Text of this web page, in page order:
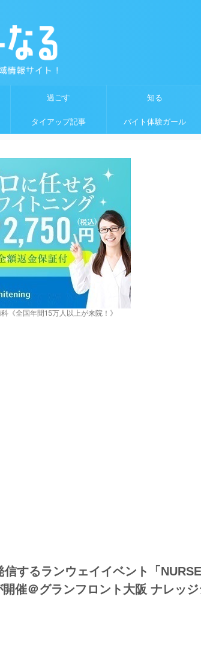
過ごす 知る
タイアップ記事 バイト体験ガール
《全国年間15万人以上が来院！》
するランウェイイベント「NURSE
催＠グランフロント大阪 ナレッ